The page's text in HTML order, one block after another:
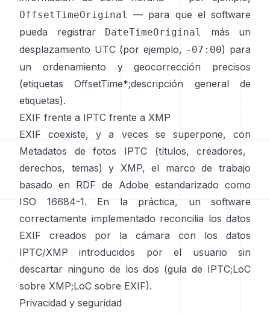
OffsetTimeOriginal — para que el software
pueda registrar DateTimeOriginal
más un
desplazamiento UTC (por ejemplo, -07:00) para
un ordenamiento y geocorrección precisos
(etiquetas OffsetTime*;descripción general de
etiquetas).
EXIF frente a IPTC frente a XMP
EXIF coexiste, y a veces se superpone, con
Metadatos de fotos IPTC (títulos, creadores,
derechos, temas) y XMP, el marco de trabajo
basado en RDF de Adobe estandarizado como
ISO 16684-1. En la práctica, un software
correctamente implementado reconcilia los datos
EXIF creados por la cámara con los datos
IPTC/XMP introducidos por el usuario sin
descartar ninguno de los dos (guía de IPTC;LoC
sobre XMP;LoC sobre EXIF).
Privacidad y seguridad